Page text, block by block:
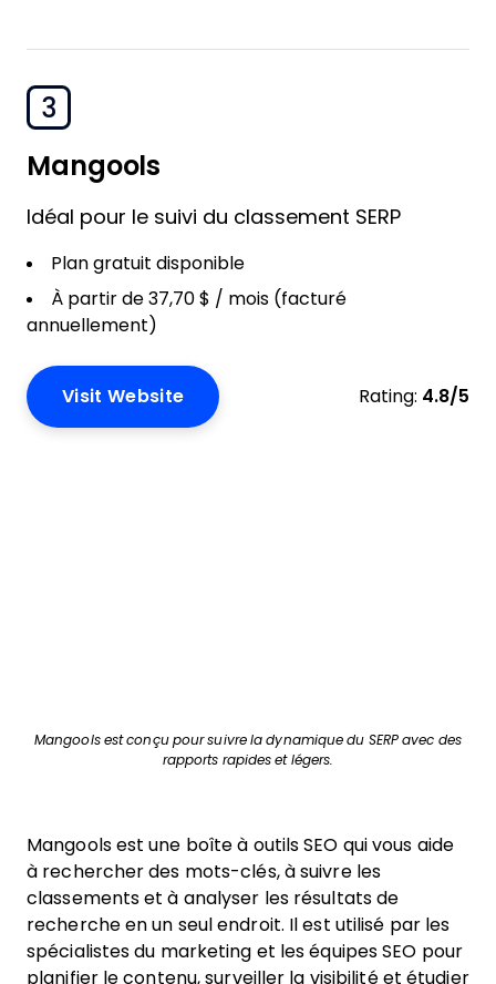
3
Mangools
Idéal pour le suivi du classement SERP
Plan gratuit disponible
À partir de 37,70 $ / mois (facturé
annuellement)
Visit Website Rating: 4.8/5
Mangools est conçu pour suivre la dynamique du SERP avec des
rapports rapides et légers.
Mangools est une boîte à outils SEO qui vous aide
à rechercher des mots-clés, à suivre les
classements et à analyser les résultats de
recherche en un seul endroit. Il est utilisé par les
spécialistes du marketing et les équipes SEO pour
planifier le contenu, surveiller la visibilité et étudier